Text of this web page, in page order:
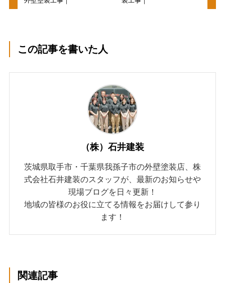
この記事を書いた人
（株）石井建装
茨城県取手市・千葉県我孫子市の外壁塗装店、株
式会社石井建装のスタッフが、最新のお知らせや
現場ブログを日々更新！
地域の皆様のお役に立てる情報をお届けして参り
ます！
関連記事